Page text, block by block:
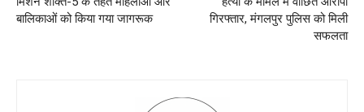
बालिकाओं को किया गया जागरूक
गिरफ्तार, मंगलपुर पुलिस को मिली
सफलता